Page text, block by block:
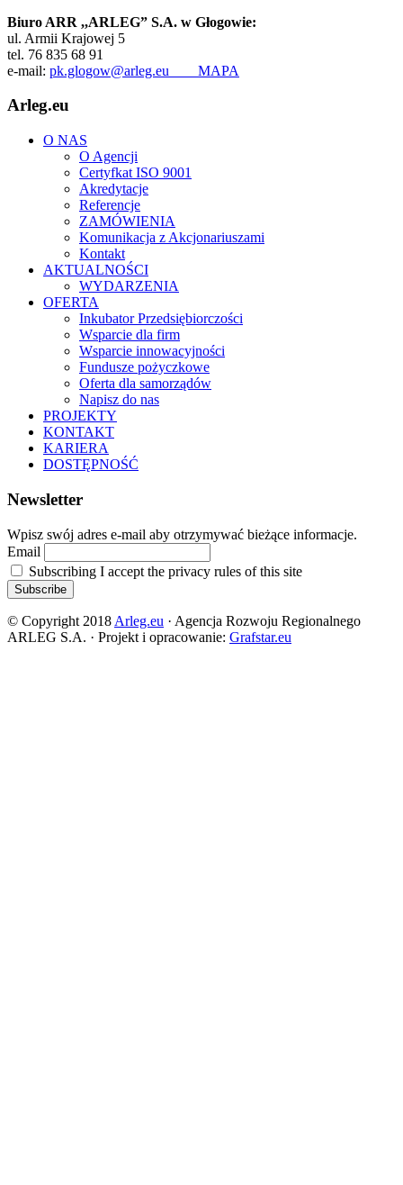
Biuro ARR ,,ARLEG” S.A. w Głogowie:
ul. Armii Krajowej 5
tel. 76 835 68 91
e-mail: pk.glogow@arleg.eu MAPA
Arleg.eu
O NAS
O Agencji
Certyfkat ISO 9001
Akredytacje
Referencje
ZAMÓWIENIA
Komunikacja z Akcjonariuszami
Kontakt
AKTUALNOŚCI
WYDARZENIA
OFERTA
Inkubator Przedsiębiorczości
Wsparcie dla firm
Wsparcie innowacyjności
Fundusze pożyczkowe
Oferta dla samorządów
Napisz do nas
PROJEKTY
KONTAKT
KARIERA
DOSTĘPNOŚĆ
Newsletter
Wpisz swój adres e-mail aby otrzymywać bieżące informacje.
Email
Subscribing I accept the privacy rules of this site
© Copyright 2018 Arleg.eu · Agencja Rozwoju Regionalnego
ARLEG S.A. · Projekt i opracowanie: Grafstar.eu